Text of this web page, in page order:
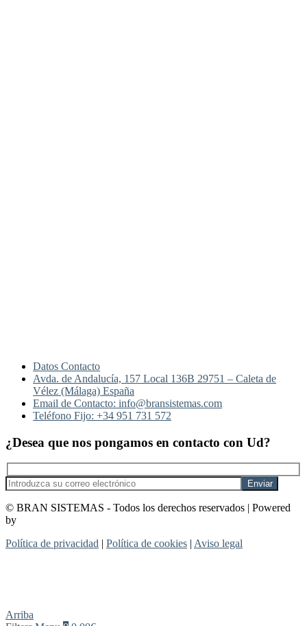
Datos Contacto
Avda. de Andalucía, 157 Local 136B 29751 – Caleta de
Vélez (Málaga) España
Email de Contacto: info@bransistemas.com
Teléfono Fijo: +34 951 731 572
¿Desea que nos pongamos en contacto con Ud?
© BRAN SISTEMAS - Todos los derechos reservados | Powered
by
Política de privacidad | Política de cookies | Aviso legal
Arriba